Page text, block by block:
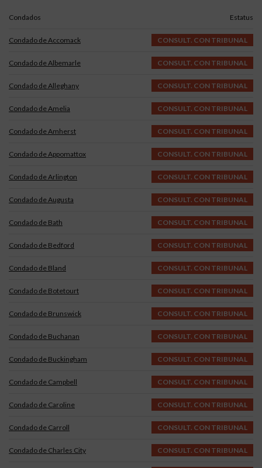
Condados Estatus
Condado de Accomack CONSULT. CON TRIBUNAL
Condado de Albemarle CONSULT. CON TRIBUNAL
Condado de Alleghany CONSULT. CON TRIBUNAL
Condado de Amelia CONSULT. CON TRIBUNAL
Condado de Amherst CONSULT. CON TRIBUNAL
Condado de Appomattox CONSULT. CON TRIBUNAL
Condado de Arlington CONSULT. CON TRIBUNAL
Condado de Augusta CONSULT. CON TRIBUNAL
Condado de Bath CONSULT. CON TRIBUNAL
Condado de Bedford CONSULT. CON TRIBUNAL
Condado de Bland CONSULT. CON TRIBUNAL
Condado de Botetourt CONSULT. CON TRIBUNAL
Condado de Brunswick CONSULT. CON TRIBUNAL
Condado de Buchanan CONSULT. CON TRIBUNAL
Condado de Buckingham CONSULT. CON TRIBUNAL
Condado de Campbell CONSULT. CON TRIBUNAL
Condado de Caroline CONSULT. CON TRIBUNAL
Condado de Carroll CONSULT. CON TRIBUNAL
Condado de Charles City CONSULT. CON TRIBUNAL